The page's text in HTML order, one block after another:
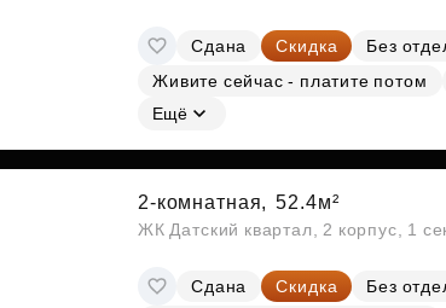
Сдана Скидка
Без
Живите сейчас - платите потом
Ещё
2-комнатная, 52.4м²
ЖК Датский квартал, 2 корпус, 1
Сдана Скидка
Без